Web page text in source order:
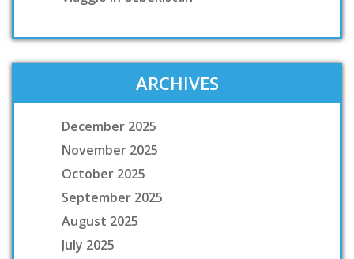
ARCHIVES
December 2025
November 2025
October 2025
September 2025
August 2025
July 2025